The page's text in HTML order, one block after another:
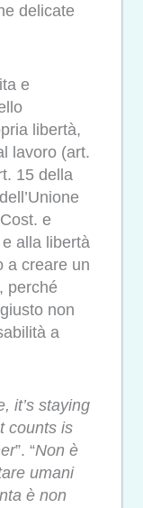
delicate
e
libertà,
lavoro (art.
15 della
e
alla libertà
a creare un
perché
non
a
it’s staying
counts is
”. “Non è
umani
è non